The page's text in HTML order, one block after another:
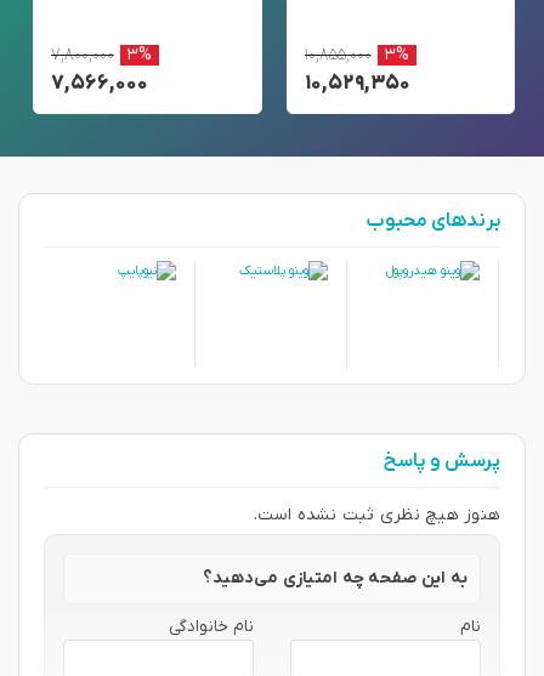
۱۰,۸۵۵,۰۰۰ ۳%
۱۰,۵۲۹,۳۵۰
۷,۸۰۰,۰۰۰ ۳%
۷,۵۶۶,۰۰۰
برندهای محبوب
پرسش و پاسخ
هنوز هیچ نظری ثبت نشده است.
به این صفحه چه امتیازی می‌دهید؟
نام نام خانوادگی